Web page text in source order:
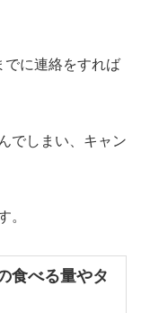
でに連絡をすれば
でしまい、キャン
。
食べる量やタ